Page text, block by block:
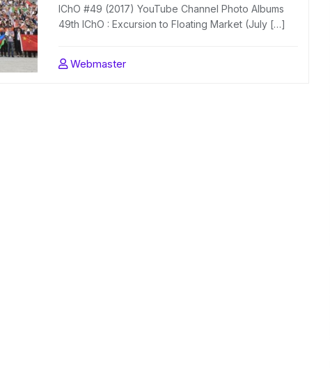
IChO #49 (2017) YouTube Channel Photo Albums
49th IChO : Excursion to Floating Market (July […]
Webmaster